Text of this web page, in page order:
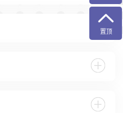
置顶